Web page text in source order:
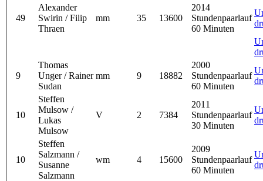
49
Alexander
Swirin / Filip
Thraen
mm 35 13600
2014
Stundenpaarlauf
60 Minuten
9
Thomas
Unger / Rainer
Sudan
mm 9 18882
2000
Stundenpaarlauf
60 Minuten
10
Steffen
Mulsow /
Lukas
Mulsow
V 2 7384
2011
Stundenpaarlauf
30 Minuten
10
Steffen
Salzmann /
Susanne
Salzmann
wm 4 15600
2009
Stundenpaarlauf
60 Minuten